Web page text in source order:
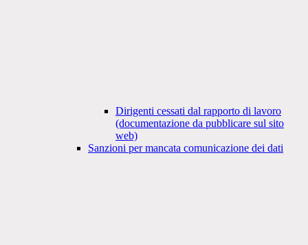
Dirigenti cessati dal rapporto di lavoro
(documentazione da pubblicare sul sito
web)
Sanzioni per mancata comunicazione dei dati